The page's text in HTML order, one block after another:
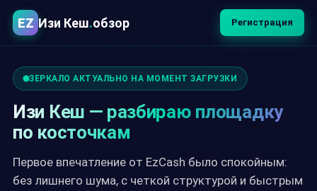
EZ Изи Кеш.обзор Регистрация
ЗЕРКАЛО АКТУАЛЬНО НА МОМЕНТ ЗАГРУЗКИ
Изи Кеш — разбираю площадку
по косточкам
Первое впечатление от EzCash было спокойным:
без лишнего шума, с четкой структурой и быстрым